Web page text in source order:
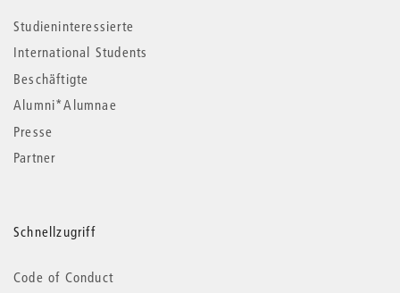
Studieninteressierte
International Students
Beschäftigte
Alumni*Alumnae
Presse
Partner
Schnellzugriff
Code of Conduct